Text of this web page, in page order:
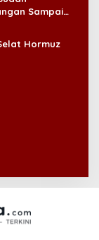
Sampai
Hormuz